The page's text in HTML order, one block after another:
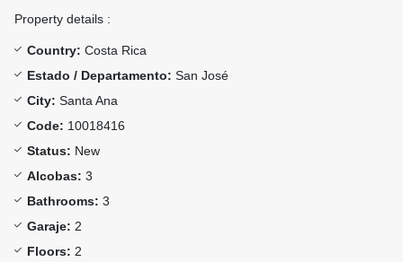
Property details :
Country: Costa Rica
Estado / Departamento: San José
City: Santa Ana
Code: 10018416
Status: New
Alcobas: 3
Bathrooms: 3
Garaje: 2
Floors: 2